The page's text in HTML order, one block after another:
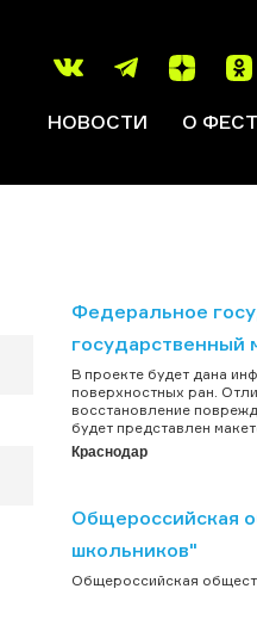
НОВОСТИ О
Федеральное
государственный
В проекте будет дана
поверхностных ран.
восстановление
будет представлен
Краснодар
Общероссийская
школьников"
Общероссийская